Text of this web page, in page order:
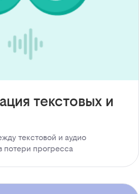
текстовых и
текстовой и аудио
потери прогресса